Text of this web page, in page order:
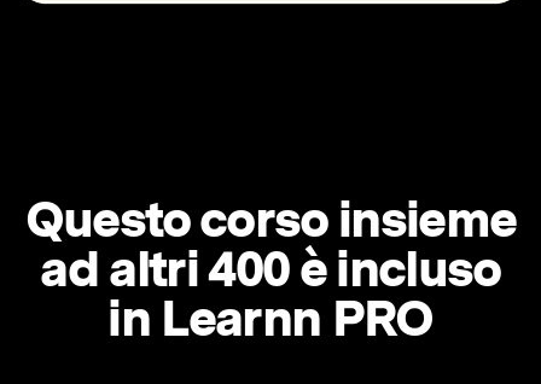
Questo corso insieme
ad altri 400 è incluso
in Learnn PRO